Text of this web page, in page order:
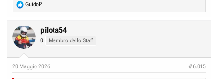
R
e
c
t
i
s
GuidoP
pilota54
0 Membro dello Staff
20 Maggio 2026 #6.015